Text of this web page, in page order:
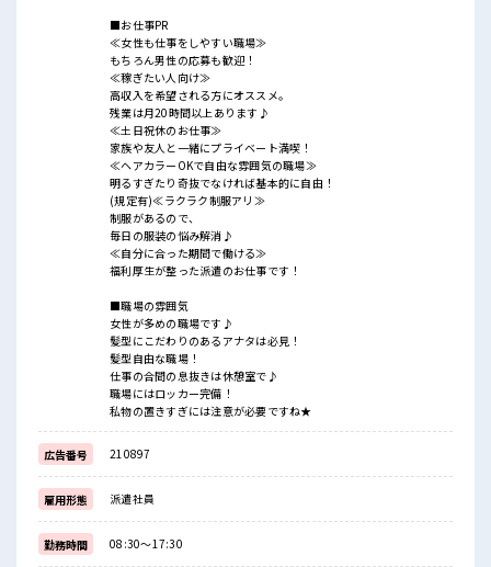
■お仕事PR
≪女性も仕事をしやすい職場≫
もちろん男性の応募も歓迎！
≪稼ぎたい人向け≫
高収入を希望される方にオススメ。
残業は月20時間以上あります♪
≪土日祝休のお仕事≫
家族や友人と一緒にプライベート満喫！
≪ヘアカラーOKで自由な雰囲気の職場≫
明るすぎたり奇抜でなければ基本的に自由！
(規定有)≪ラクラク制服アリ≫
制服があるので、
毎日の服装の悩み解消♪
≪自分に合った期間で働ける≫
福利厚生が整った派遣のお仕事です！
■職場の雰囲気
女性が多めの職場です♪
髪型にこだわりのあるアナタは必見！
髪型自由な職場！
仕事の合間の息抜きは休憩室で♪
職場にはロッカー完備！
私物の置きすぎには注意が必要ですね★
広告番号 210897
雇用形態 派遣社員
勤務時間 08:30～17:30